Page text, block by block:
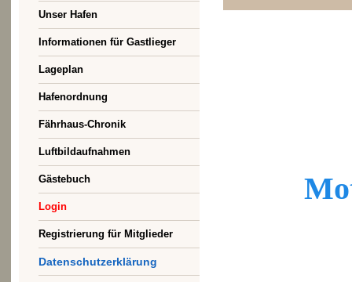
Unser Hafen
Informationen für Gastlieger
Lageplan
Hafenordnung
Fährhaus-Chronik
Luftbildaufnahmen
Gästebuch
Login
Registrierung für Mitglieder
Datenschutzerklärung